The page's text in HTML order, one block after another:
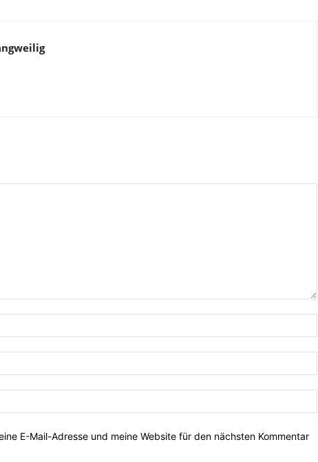
E-Mail-Adresse und meine Website für den nächsten Kommentar